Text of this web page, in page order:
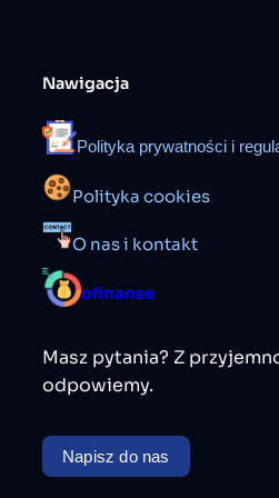
Nawigacja
Polityka prywatności i
Polityka cookies
O nas i kontakt
ofinanse
Masz pytania? Z
odpowiemy.
Napisz do nas